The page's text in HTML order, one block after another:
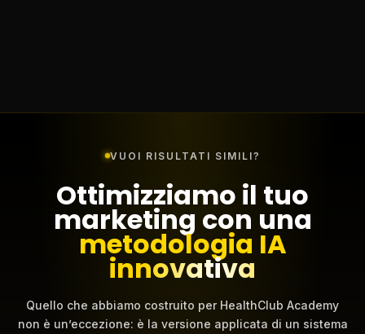
VUOI RISULTATI SIMILI?
Ottimizziamo il tuo
marketing con una
metodologia IA
innovativa
Quello che abbiamo costruito per HealthClub Academy
non è un’eccezione: è la versione applicata di un sistema